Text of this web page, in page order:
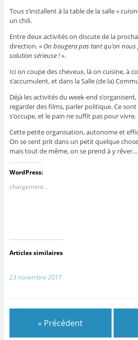
Tous s’installent à la table de la salle «
un chili.
Entre deux activités on discute de la
direction. « On bougera pas tant qu’on
solution sérieuse !».
Ici on coupe des cheveux, là on cuisine, à
s’accumulent, et dans la Salle (de la)
Déjà les activités du week-end
regarder des films, parler politique. Ce sont
s’occupe, et le pain ne suffit pas pour vivre.
Cette petite organisation, autonome et
On se sent prit dans un petit quelque
mais tout de même, on se prend à y rêver…
WordPress:
chargement…
Articles similaires
23 novembre 2017
« Précédent